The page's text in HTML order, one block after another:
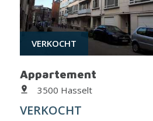
VERKOCHT
Appartement
3500 Hasselt
VERKOCHT